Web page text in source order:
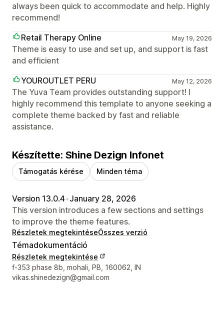
always been quick to accommodate and help. Highly
recommend!
Retail Therapy Online
May 19, 2026
Theme is easy to use and set up, and support is fast
and efficient
YOUROUTLET PERU
May 12, 2026
The Yuva Team provides outstanding support! I
highly recommend this template to anyone seeking a
complete theme backed by fast and reliable
assistance.
Készítette: Shine Dezign Infonet
Támogatás kérése Minden téma
Version 13.0.4•January 28, 2026
This version introduces a few sections and settings
to improve the theme features.
Részletek megtekintéseÖsszes verzió
Témadokumentáció
Részletek megtekintése
Dizájner kapcsolattartási adatai
f-353 phase 8b, mohali, PB, 160062, IN
vikas.shinedezign@gmail.com